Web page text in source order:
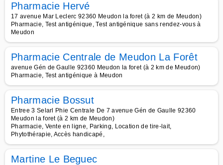
Pharmacie Hervé
17 avenue Mar Leclerc 92360 Meudon la foret (à 2 km de Meudon)
Pharmacie, Test antigénique, Test antigénique sans rendez-vous à
Meudon
Pharmacie Centrale de Meudon La Forêt
avenue Gén de Gaulle 92360 Meudon la foret (à 2 km de Meudon)
Pharmacie, Test antigénique à Meudon
Pharmacie Bossut
Entree 3 Selarl Phie Centrale De 7 avenue Gén de Gaulle 92360
Meudon la foret (à 2 km de Meudon)
Pharmacie, Vente en ligne, Parking, Location de tire-lait,
Phytothérapie, Accès handicapé,
Martine Le Beguec